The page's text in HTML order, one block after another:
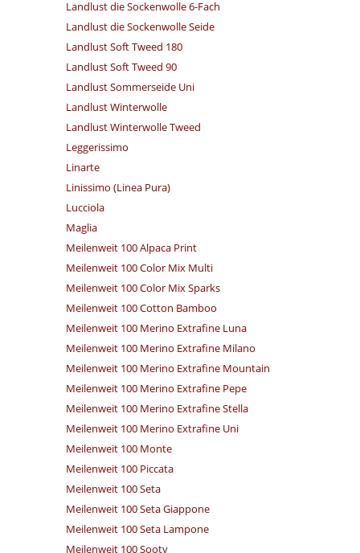
Landlust die Sockenwolle 6-Fach
Landlust die Sockenwolle Seide
Landlust Soft Tweed 180
Landlust Soft Tweed 90
Landlust Sommerseide Uni
Landlust Winterwolle
Landlust Winterwolle Tweed
Leggerissimo
Linarte
Linissimo (Linea Pura)
Lucciola
Maglia
Meilenweit 100 Alpaca Print
Meilenweit 100 Color Mix Multi
Meilenweit 100 Color Mix Sparks
Meilenweit 100 Cotton Bamboo
Meilenweit 100 Merino Extrafine Luna
Meilenweit 100 Merino Extrafine Milano
Meilenweit 100 Merino Extrafine Mountain
Meilenweit 100 Merino Extrafine Pepe
Meilenweit 100 Merino Extrafine Stella
Meilenweit 100 Merino Extrafine Uni
Meilenweit 100 Monte
Meilenweit 100 Piccata
Meilenweit 100 Seta
Meilenweit 100 Seta Giappone
Meilenweit 100 Seta Lampone
Meilenweit 100 Sooty